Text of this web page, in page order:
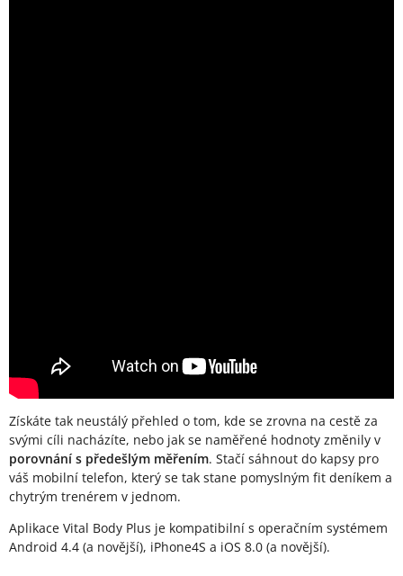
Získáte tak neustálý přehled o tom, kde se zrovna na cestě za
svými cíli nacházíte, nebo jak se naměřené hodnoty změnily v
porovnání s předešlým měřením. Stačí sáhnout do kapsy pro
váš mobilní telefon, který se tak stane pomyslným fit deníkem a
chytrým trenérem v jednom.
Aplikace Vital Body Plus je kompatibilní s operačním systémem
Android 4.4 (a novější), iPhone4S a iOS 8.0 (a novější).